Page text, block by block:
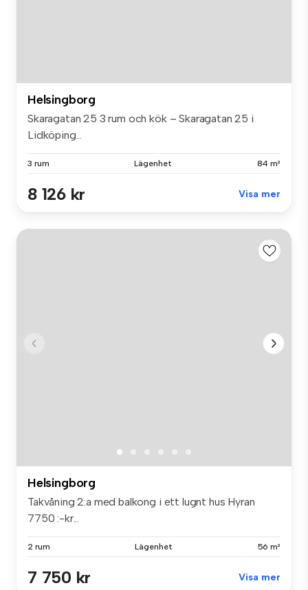
Helsingborg
Skaragatan 25 3 rum och kök – Skaragatan 25 i
Lidköping...
3 rum Lägenhet 84 m²
8 126 kr Visa mer
Helsingborg
Takvåning 2:a med balkong i ett lugnt hus Hyran
7750 :-kr...
2 rum Lägenhet 56 m²
7 750 kr Visa mer